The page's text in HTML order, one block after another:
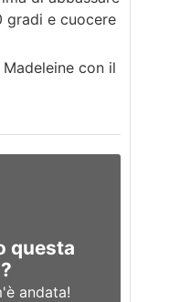
gradi e cuocere
con il
questa
andata!